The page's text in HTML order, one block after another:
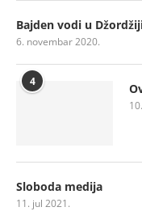
Bajden vodi u
6. novembar 2020.
4
Sloboda medija
11. jul 2021.